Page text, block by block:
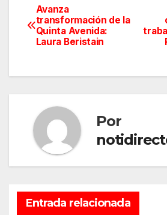
Navegación
de
Avanza
transformación de la
Quinta Avenida:
Laura Beristain
Por
Entrada relacionada